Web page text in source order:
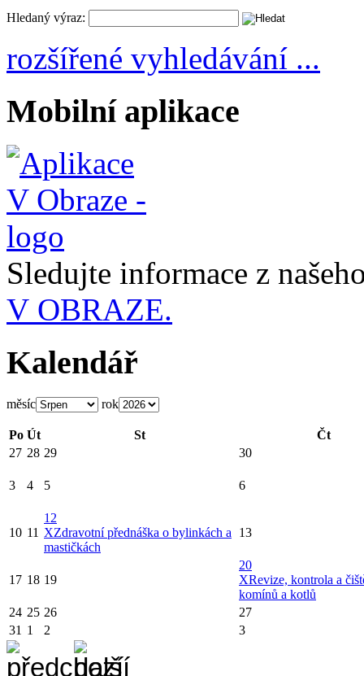
Hledaný výraz:
rozšířené vyhledávání ...
Mobilní aplikace
Sledujte informace z
V OBRAZE.
Kalendář
měsíc rok
Po Út St
Čt
27 28 29 30
3 4 5 6
10 11
12
XZdravotní přednáška o bylinkách a
mastičkách
13
17 18 19
20
XRevize, kontrola a
komínů a kotlů
24 25 26
27
31 1 2 3